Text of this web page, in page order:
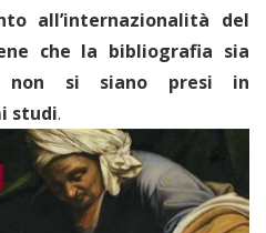
all’internazionalità del
che la bibliografia sia
non si siano presi in
studi.